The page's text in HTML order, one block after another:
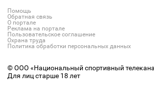
Помощь
Обратная связь
О портале
Реклама на портале
Пользовательское соглашение
Охрана труда
Политика обработки персональных данных
© ООО «Национальный спортивный
Для лиц старше 18 лет